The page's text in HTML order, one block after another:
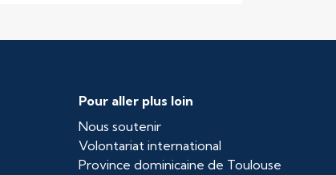
Pour aller plus loin
Nous soutenir
Volontariat international
Province dominicaine de Toulouse